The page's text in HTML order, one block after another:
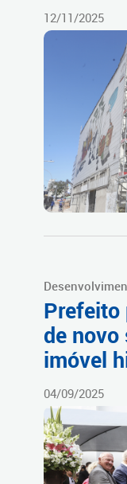
12/11/2025
Prefeito
de novo
imóvel
04/09/2025